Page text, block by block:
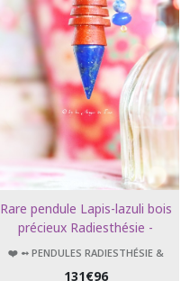
Rare pendule Lapis-lazuli bois
précieux Radiesthésie -
géobiologie - Soins et
❤️ ➻ PENDULES RADIESTHÉSIE &
131€96